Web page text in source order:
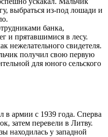
выбраться из-под лошади и
банка,
и прятавшимися в лесу.
нежелательного свидетеля.
получил свою первую
для юного сельского
армии с 1939 года. Сперва
затем перевели в Литву.
находилась у западной